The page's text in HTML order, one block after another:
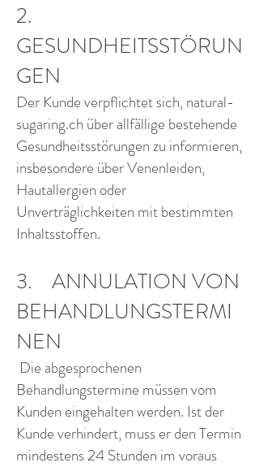
2.
GESUNDHEITSSTÖRUN
GEN
Der Kunde verpflichtet sich, natural-
sugaring.ch über allfällige bestehende
Gesundheitsstörungen zu informieren,
insbesondere über Venenleiden,
Hautallergien oder
Unverträglichkeiten mit bestimmten
Inhaltsstoffen.
3. ANNULATION VON
BEHANDLUNGSTERMI
NEN
Die abgesprochenen
Behandlungstermine müssen vom
Kunden eingehalten werden. Ist der
Kunde verhindert, muss er den Termin
mindestens 24 Stunden im voraus